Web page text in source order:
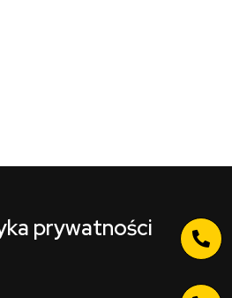
prywatności